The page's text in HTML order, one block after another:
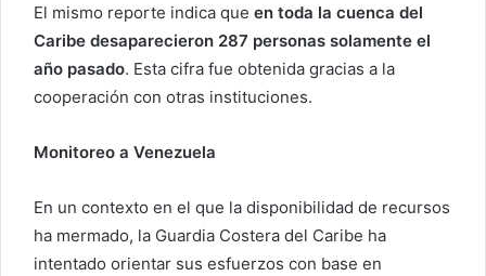
El mismo reporte indica que en toda la cuenca del
Caribe desaparecieron 287 personas solamente el
año pasado. Esta cifra fue obtenida gracias a la
cooperación con otras instituciones.
Monitoreo a Venezuela
En un contexto en el que la disponibilidad de recursos
ha mermado, la Guardia Costera del Caribe ha
intentado orientar sus esfuerzos con base en